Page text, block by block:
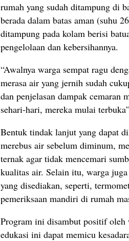
rumah yang sudah ditampung di
berada dalam batas aman (suhu
ditampung pada kolam berisi
pengelolaan dan kebersihannya.
“Awalnya warga sempat ragu
merasa air yang jernih sudah
dan penjelasan dampak cemaran
sehari-hari, mereka mulai
Bentuk tindak lanjut yang dapat
merebus air sebelum diminum,
ternak agar tidak mencemari
kualitas air. Selain itu, warga
yang disediakan, seperti,
pemeriksaan mandiri di rumah
Program ini disambut positif oleh
edukasi ini dapat memicu